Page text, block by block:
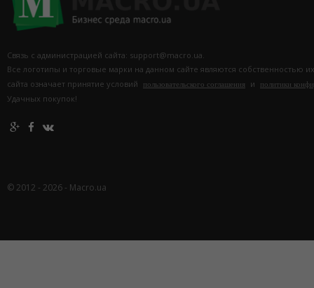
Связь с администрацией сайта: support@macro.ua.
Все логотипы и торговые марки на данном сайте являются собственностью
сайта означает принятие условий
пользовательского соглашения и политики
Удачных покупок!
© 2012 - 2026 - Macro.ua